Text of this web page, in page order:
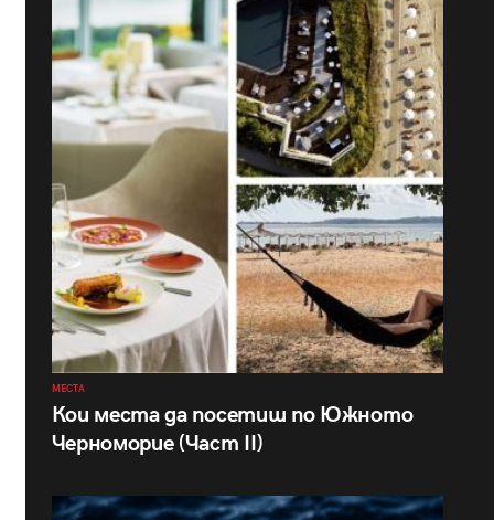
МЕСТА
Кои места да посетиш по Южното
Черноморие (Част II)